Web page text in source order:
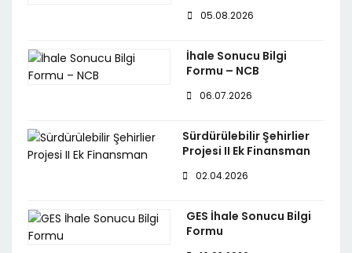
05.08.2026
İhale Sonucu Bilgi
Formu – NCB
06.07.2026
Sürdürülebilir Şehirlier
Projesi II Ek Finansman
02.04.2026
GES İhale Sonucu Bilgi
Formu